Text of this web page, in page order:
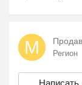
М Регион
Написать